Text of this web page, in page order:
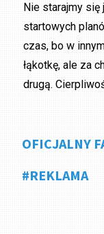
Nie starajmy
startowych
czas, bo w
łąkotkę, ale za
drugą.
OFICJALNY
#REKLAMA